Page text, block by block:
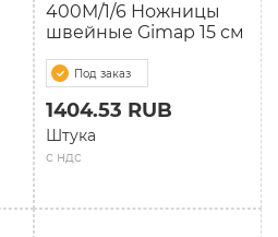
400M/1/6 Ножницы
швейные Gimap 15 см
Под заказ
с ндс
1404.53 RUB
Штука